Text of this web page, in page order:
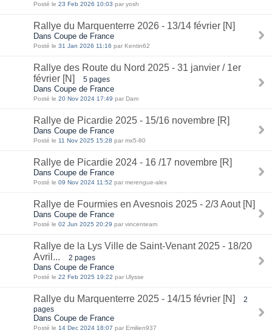
Posté le 23 Feb 2026 10:03 par yosh
Rallye du Marquenterre 2026 - 13/14 février [N]
Dans Coupe de France
Posté le 31 Jan 2026 11:16 par Kentin62
Rallye des Route du Nord 2025 - 31 janvier / 1er
février [N]
5 pages
Dans Coupe de France
Posté le 20 Nov 2024 17:49 par Dam
Rallye de Picardie 2025 - 15/16 novembre [R]
Dans Coupe de France
Posté le 11 Nov 2025 15:28 par mx5-80
Rallye de Picardie 2024 - 16 /17 novembre [R]
Dans Coupe de France
Posté le 09 Nov 2024 11:52 par merengue-alex
Rallye de Fourmies en Avesnois 2025 - 2/3 Aout [N]
Dans Coupe de France
Posté le 02 Jun 2025 20:29 par vincenteam
Rallye de la Lys Ville de Saint-Venant 2025 - 18/20
Avril...
2 pages
Dans Coupe de France
Posté le 22 Feb 2025 19:22 par Ulysse
Rallye du Marquenterre 2025 - 14/15 février [N]
2
pages
Dans Coupe de France
Posté le 14 Dec 2024 18:07 par Emilien937